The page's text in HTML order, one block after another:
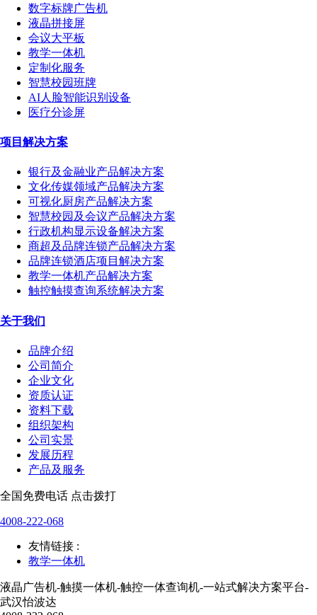
数字标牌广告机
液晶拼接屏
会议大平板
教学一体机
定制化服务
智慧校园班牌
AI人脸智能识别设备
医疗分诊屏
项目解决方案
银行及金融业产品解决方案
文化传媒领域产品解决方案
可视化厨房产品解决方案
智慧校园及会议产品解决方案
行政机构显示设备解决方案
商超及品牌连锁产品解决方案
品牌连锁酒店项目解决方案
教学一体机产品解决方案
触控触摸查询系统解决方案
关于我们
品牌介绍
公司简介
企业文化
资质认证
资料下载
组织架构
公司实景
发展历程
产品及服务
全国免费电话 点击拨打
4008-222-068
友情链接 :
教学一体机
液晶广告机-触摸一体机-触控一体查询机-一站式解决方案平台-
武汉怡波达